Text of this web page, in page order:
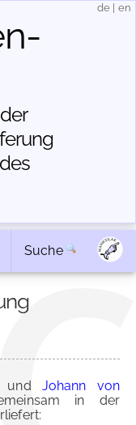
de en
Suche
und Johann von
in der